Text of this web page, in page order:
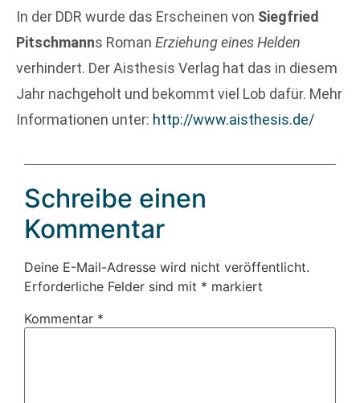
In der DDR wurde das Erscheinen von Siegfried
Pitschmanns Roman Erziehung eines Helden
verhindert. Der Aisthesis Verlag hat das in diesem
Jahr nachgeholt und bekommt viel Lob dafür. Mehr
Informationen unter: http://www.aisthesis.de/
Schreibe einen
Kommentar
Deine E-Mail-Adresse wird nicht veröffentlicht.
Erforderliche Felder sind mit * markiert
Kommentar *